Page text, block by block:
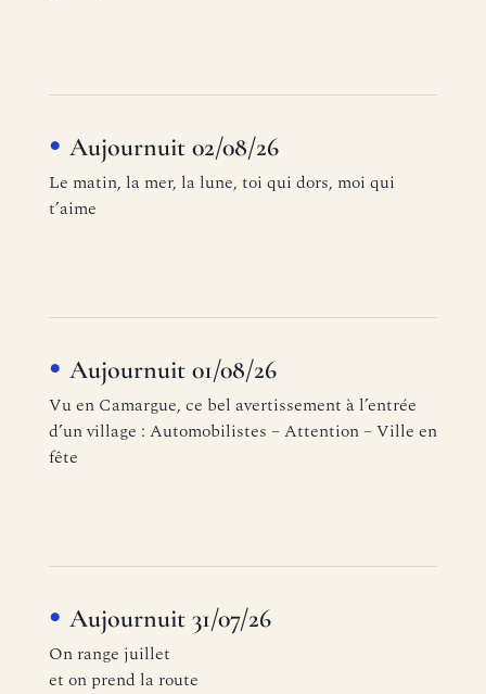
Aujournuit 02/08/26
Le matin, la mer, la lune, toi qui dors, moi qui
t’aime
Aujournuit 01/08/26
Vu en Camargue, ce bel avertissement à l’entrée
d’un village : Automobilistes – Attention – Ville en
fête
Aujournuit 31/07/26
On range juillet
et on prend la route